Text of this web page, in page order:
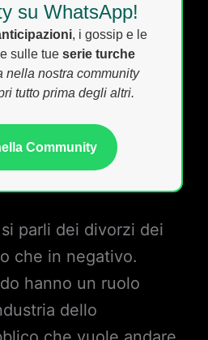
su WhatsApp!
, i gossip e le
sulle tue serie turche
nella nostra community
tutto prima degli altri.
Community
parli dei divorzi dei
che in negativo.
hanno un ruolo
dello